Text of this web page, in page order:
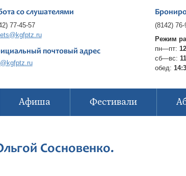
со слушателями
77-45-57
почтовый адрес
(8142) 76-
Режим
пн—пт:
сб—вс:
обед:
Афиша Фестивали
Сосновенко.